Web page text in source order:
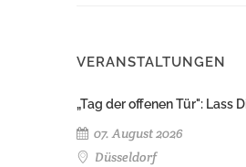
VERANSTALTUNGEN
„Tag der offenen Tür": Lass
07. August 2026
Düsseldorf